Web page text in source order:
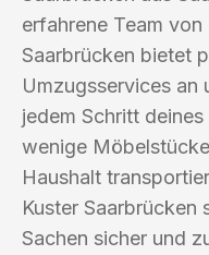
erfahrene Team
Saarbrücken bietet
Umzugsservices an
jedem Schritt
wenige
Haushalt
Kuster Saarbrücken
Sachen sicher und